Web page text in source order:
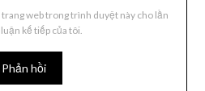
web trong trình duyệt này cho lần
kế tiếp của tôi.